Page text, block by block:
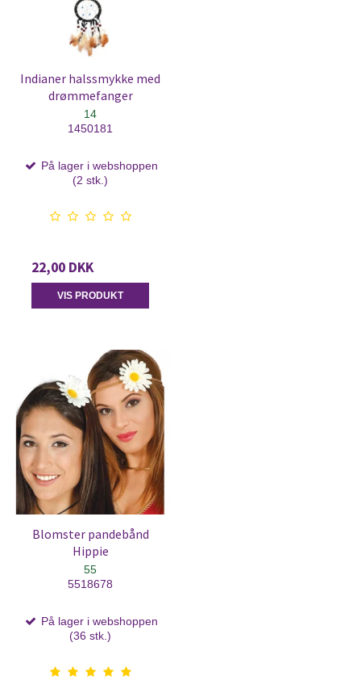
Indianer halssmykke med
drømmefanger
14
1450181
På lager i webshoppen
(2 stk.)
22,00 DKK
VIS PRODUKT
Blomster pandebånd
Hippie
55
5518678
På lager i webshoppen
(36 stk.)